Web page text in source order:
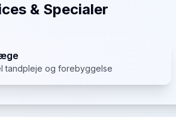
& Specialer
tandpleje og forebyggelse